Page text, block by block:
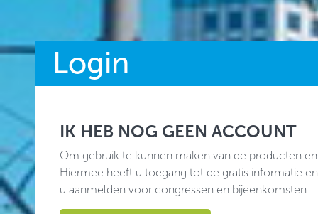
Login
IK HEB NOG GEEN ACCOUNT
Om gebruik te kunnen maken van de producten
Hiermee heeft u toegang tot de gratis informatie
u aanmelden voor congressen en bijeenkomsten.